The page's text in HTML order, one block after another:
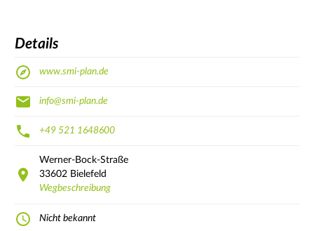
Details
www.smi-plan.de
info@smi-plan.de
+49 521 1648600
Werner-Bock-Straße
33602 Bielefeld
Wegbeschreibung
Nicht bekannt